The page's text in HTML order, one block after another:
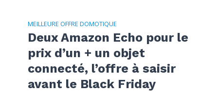
MEILLEURE OFFRE DOMOTIQUE
Deux Amazon Echo pour le
prix d’un + un objet
connecté, l’offre à saisir
avant le Black Friday